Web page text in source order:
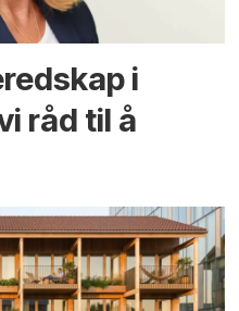
i
råd til å